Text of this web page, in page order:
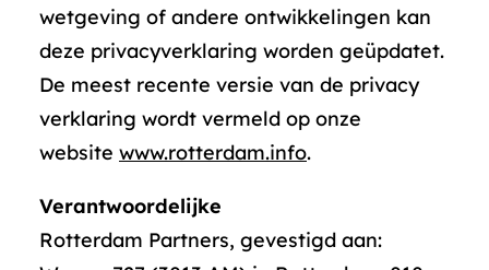
wetgeving of andere ontwikkelingen kan
deze privacyverklaring worden geüpdatet.
De meest recente versie van de privacy
verklaring wordt vermeld op onze
website www.rotterdam.info.
Verantwoordelijke
Rotterdam Partners, gevestigd aan: